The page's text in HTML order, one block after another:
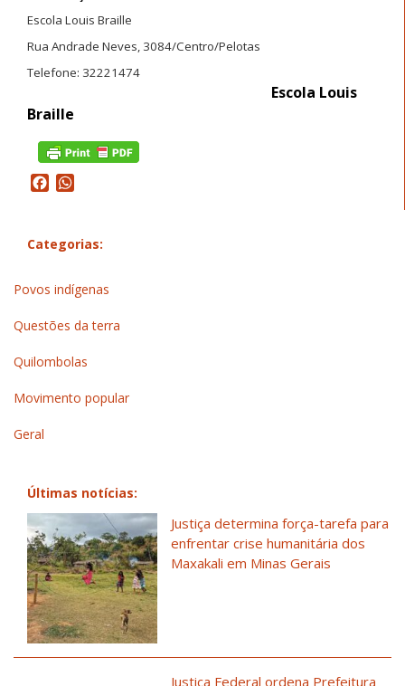
Escola Louis Braille
Rua Andrade Neves, 3084/Centro/Pelotas
Telefone: 32221474
Escola Louis
Braille
Facebook
Categorias:
Povos indígenas
Questões da terra
Quilombolas
Movimento popular
Geral
Últimas notícias:
Justiça determina força-tarefa para
enfrentar crise humanitária dos
Maxakali em Minas Gerais
Justiça Federal ordena Prefeitura